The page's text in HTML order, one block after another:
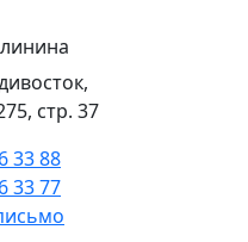
стр. 37
33 88
33 77